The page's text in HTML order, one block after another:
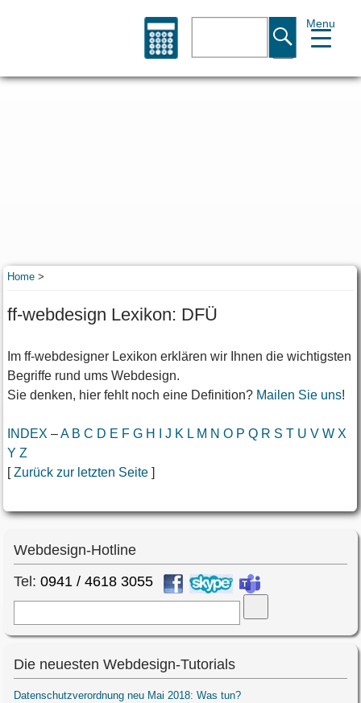
Home>
ff-webdesign Lexikon: DFÜ
Im ff-webdesigner Lexikon erklären wir Ihnen die wichtigsten
Begriffe rund ums Webdesign.
Sie denken, hier fehlt noch eine Definition? Mailen Sie uns!
INDEX –A B C D E F G H J K L M N O P Q R S T U V W X
Y Z
[Zurück zur letzten Seite]
Webdesign-Hotline
Tel:0941 / 4618 3055
Die neuesten Webdesign-Tutorials
Datenschutzverordnung neu Mai 2018: Was tun?
Menu